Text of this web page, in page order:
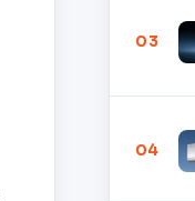
03
04